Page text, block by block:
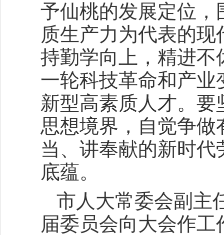
予仙桃的发展定位，
质生产力为代表的
持勤学向上，精进
一轮科技革命和产
新型高素质人才。
思想境界，自觉争
当、讲奉献的新时
底蕴。
市人大常委会副主
届委员会向大会作